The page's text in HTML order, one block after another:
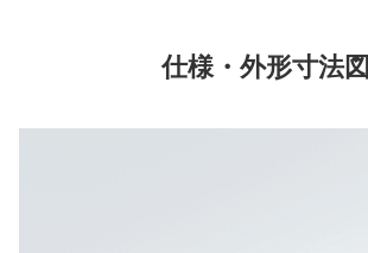
仕様・外形寸法図